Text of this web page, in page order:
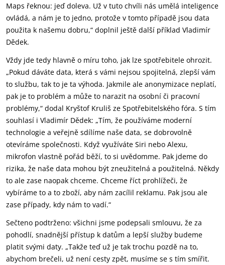
Maps řeknou: jeď doleva. Už v tuto chvíli nás umělá inteligence
ovládá, a nám je to jedno, protože v tomto případě jsou data
použita k našemu dobru,“ doplnil ještě další příklad Vladimír
Dědek.
Vždy jde tedy hlavně o míru toho, jak lze spotřebitele ohrozit.
„Pokud dáváte data, která s vámi nejsou spojitelná, zlepší vám
to službu, tak to je ta výhoda. Jakmile ale anonymizace neplatí,
pak je to problém a může to narazit na osobní či pracovní
problémy,“ dodal Kryštof Kruliš ze Spotřebitelského fóra. S tím
souhlasí i Vladimír Dědek: „Tím, že používáme moderní
technologie a veřejně sdílíme naše data, se dobrovolně
otevíráme společnosti. Když využíváte Siri nebo Alexu,
mikrofon vlastně pořád běží, to si uvědomme. Pak jdeme do
rizika, že naše data mohou být zneužitelná a použitelná. Někdy
to ale zase naopak chceme. Chceme říct prohlížeči, že
vybíráme to a to zboží, aby nám zacílil reklamu. Pak jsou ale
zase případy, kdy nám to vadí.“
Sečteno podtrženo: všichni jsme podepsali smlouvu, že za
pohodlí, snadnější přístup k datům a lepší služby budeme
platit svými daty. „Takže teď už je tak trochu pozdě na to,
abychom brečeli, už není cesty zpět, musíme se s tím smířit.